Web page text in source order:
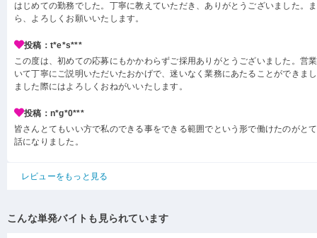
はじめての勤務でした。丁寧に教えていただき、ありがとうございました。
ら、よろしくお願いいたします。
投稿：t*e*s***
この度は、初めての応募にもかかわらずご採用ありがとうございました。営
いて丁寧にご説明いただいたおかげで、迷いなく業務にあたることができま
ました際にはよろしくおねがいいたします。
投稿：n*g*0***
皆さんとてもいい方で私のできる事をできる範囲でという形で働けたのがと
話になりました。
レビューをもっと見る
こんな単発バイトも見られています